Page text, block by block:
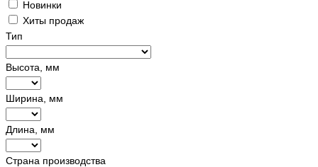
Новинки
Хиты продаж
Тип
Высота, мм
Ширина, мм
Длина, мм
Страна производства